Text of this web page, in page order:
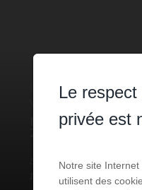
LOCAL
MONACO -
2024-SUF
5 950 000 € 2
m² de surface
Le
privée est
Notre site
utilisent des